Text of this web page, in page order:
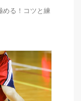
める！コツと練